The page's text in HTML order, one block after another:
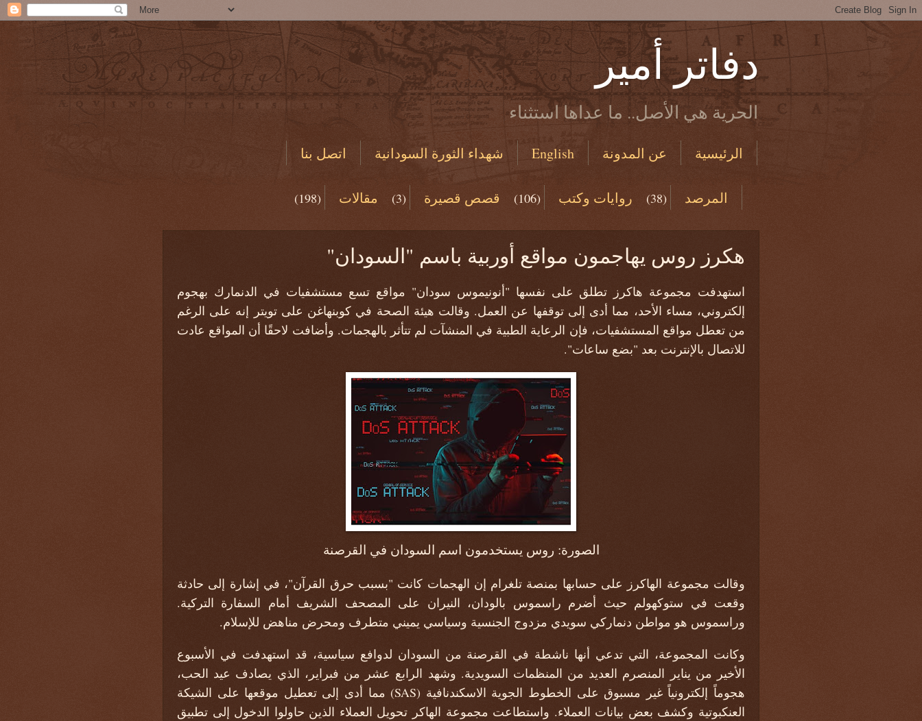
دفاتر أمير
الحرية هي الأصل.. ما عداها استثناء
الرئيسية عن المدونة English شهداء الثورة السودانية
اتصل بنا
المرصد
(38) روايات وكتب (106) قصص قصيرة (3) مقالات (198)
هكرز روس يهاجمون مواقع أوربية باسم "السودان"
استهدفت مجموعة هاكرز تطلق على نفسها "أنونيموس سودان" مواقع تسع مستشفيات في الدنمارك بهجوم
إلكتروني، مساء الأحد، مما أدى إلى توقفها عن العمل. وقالت هيئة الصحة في كوبنهاغن على تويتر إنه على الرغم
من تعطل مواقع المستشفيات، فإن الرعاية الطبية في المنشآت لم تتأثر بالهجمات. وأضافت لاحقًا أن المواقع عادت
للاتصال بالإنترنت بعد "بضع ساعات".
الصورة: روس يستخدمون اسم السودان في القرصنة
وقالت مجموعة الهاكرز على حسابها بمنصة تلغرام إن الهجمات كانت "بسبب حرق القرآن"، في إشارة إلى حادثة
وقعت في ستوكهولم حيث أضرم راسموس بالودان، النيران على المصحف الشريف أمام السفارة التركية.
وراسموس هو مواطن دنماركي سويدي مزدوج الجنسية وسياسي يميني متطرف ومحرض مناهض للإسلام.
وكانت المجموعة، التي تدعي أنها ناشطة في القرصنة من السودان لدوافع سياسية، قد استهدفت في الأسبوع
الأخير من يناير المنصرم العديد من المنظمات السويدية. وشهد الرابع عشر من فبراير، الذي يصادف عيد الحب،
هجوماً إلكترونياً غير مسبوق على الخطوط الجوية الاسكندنافية (SAS) مما أدى إلى تعطيل موقعها على الشيكة
العنكبوتية وكشف بعض بيانات العملاء. واستطاعت مجموعة الهاكر تحويل العملاء الذين حاولوا الدخول إلى تطبيق